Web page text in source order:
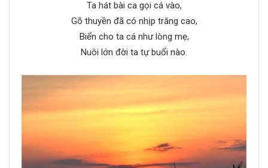
Ta hát bài ca gọi cá vào,
Gõ thuyền đã có nhịp trăng cao,
Biển cho ta cá như lòng mẹ,
Nuôi lớn đời ta tự buổi nào.